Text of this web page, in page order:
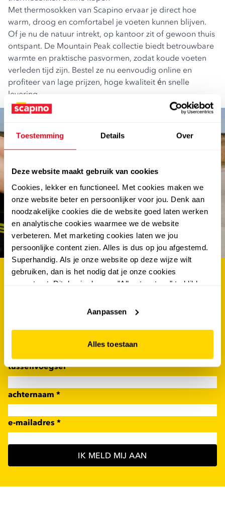
Toestemming Details Over
Deze website maakt gebruik van cookies
Cookies, lekker en functioneel. Met cookies maken we
onze website beter en persoonlijker voor jou. Denk aan
noodzakelijke cookies die de website goed laten werken
en analytische cookies waarmee we de website
verbeteren. Met marketing cookies laten we jou
persoonlijke content zien. Alles is dus op jou afgestemd.
Superhandig. Als je onze website op deze wijze wilt
gebruiken, dan is het nodig dat je onze cookies
accepteert. Dit doe je door op "Alles toestaan" te klikken.
website niet optimaal functioneert.
Aanpassen
Alles toestaan
Met thermosokken van Scapino ervaar je direct hoe
warm, droog en comfortabel je voeten kunnen blijven.
Of je nu de natuur intrekt, op kantoor zit of gewoon thuis
ontspant. De Mountain Peak collectie biedt betrouwbare
warmte en praktische pasvormen, zodat koude voeten
verleden tijd zijn. Bestel ze nu eenvoudig online en
profiteer van lage prijzen, hoge kwaliteit én snelle
levering.
abonneer en win €100.-
shoptegoed
als eerste op de hoogte van de nieuwste acties én
nu in voor de scapino nieuwsbrief!
tussenvoegsel
achternaam *
e-mailadres *
IK MELD MIJ AAN